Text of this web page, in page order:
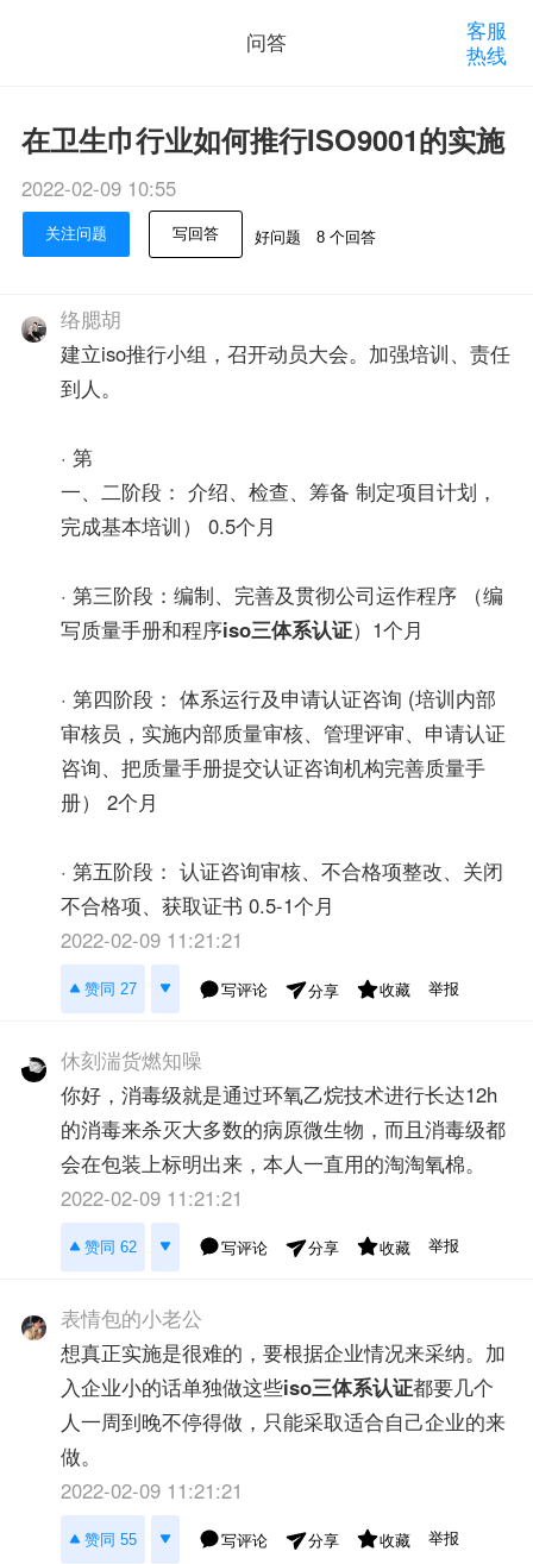
问答
客服
热线
在卫生巾行业如何推行ISO9001的实施
2022-02-09 10:55
关注问题 写回答 好问题 8 个回答
络腮胡
建立iso推行小组，召开动员大会。加强培训、责任
到人。
· 第
一、二阶段： 介绍、检查、筹备 制定项目计划，
完成基本培训） 0.5个月
· 第三阶段：编制、完善及贯彻公司运作程序 （编
写质量手册和程序iso三体系认证）1个月
· 第四阶段： 体系运行及申请认证咨询 (培训内部
审核员，实施内部质量审核、管理评审、申请认证
咨询、把质量手册提交认证咨询机构完善质量手
册） 2个月
· 第五阶段： 认证咨询审核、不合格项整改、关闭
不合格项、获取证书 0.5-1个月
2022-02-09 11:21:21
赞同 27 写评论 分享 收藏 举报
休刻湍货燃知噪
你好，消毒级就是通过环氧乙烷技术进行长达12h
的消毒来杀灭大多数的病原微生物，而且消毒级都
会在包装上标明出来，本人一直用的淘淘氧棉。
2022-02-09 11:21:21
赞同 62 写评论 分享 收藏 举报
表情包的小老公
想真正实施是很难的，要根据企业情况来采纳。加
入企业小的话单独做这些iso三体系认证都要几个
人一周到晚不停得做，只能采取适合自己企业的来
做。
2022-02-09 11:21:21
赞同 55 写评论 分享 收藏 举报